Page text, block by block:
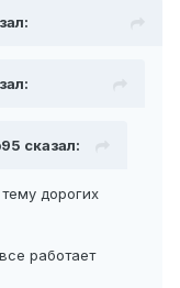
сказал:
дорогих
работает